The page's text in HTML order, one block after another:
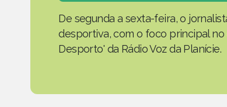
De segunda a sexta-feira, o
desportiva, com o foco principal
Desporto' da Rádio Voz da Planície.